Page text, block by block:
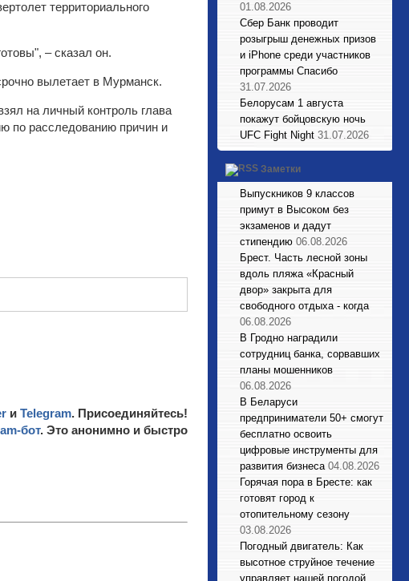
территориального
– сказал он.
вылетает в Мурманск.
на личный контроль глава
по расследованию причин и
и Telegram. Присоединяйтесь!
бот. Это анонимно и быстро
01.08.2026
Сбер Банк проводит
розыгрыш денежных призов
и iPhone среди участников
программы Спасибо
31.07.2026
Белорусам 1 августа
покажут бойцовскую ночь
UFC Fight Night 31.07.2026
Заметки
Выпускников 9 классов
примут в Высоком без
экзаменов и дадут
стипендию 06.08.2026
Брест. Часть лесной зоны
вдоль пляжа «Красный
двор» закрыта для
свободного отдыха - когда
06.08.2026
В Гродно наградили
сотрудниц банка, сорвавших
планы мошенников
06.08.2026
В Беларуси
предприниматели 50+ смогут
бесплатно освоить
цифровые инструменты для
развития бизнеса 04.08.2026
Горячая пора в Бресте: как
готовят город к
отопительному сезону
03.08.2026
Погодный двигатель: Как
высотное струйное течение
управляет нашей погодой